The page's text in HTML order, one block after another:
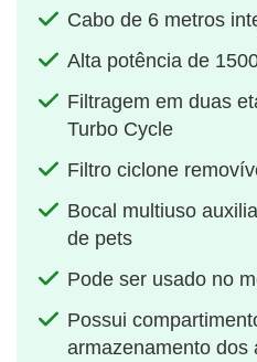
Cabo de 6 metros
Alta potência de
Filtragem em duas
Turbo Cycle
Filtro ciclone
Bocal multiuso
de pets
Pode ser usado no
Possui
armazenamento dos